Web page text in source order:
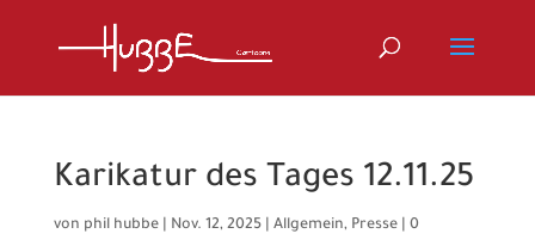
Karikatur des Tages 12.11.25
von phil hubbe| Nov. 12, 2025| Allgemein, Presse| 0